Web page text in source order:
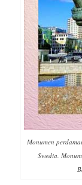
Monumen
Swedia.